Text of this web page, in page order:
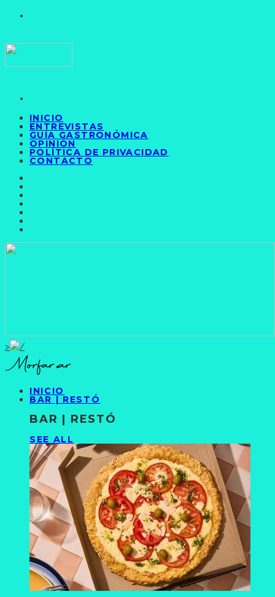
INICIO
ENTREVISTAS
GUÍA GASTRONÓMICA
OPINIÓN
POLÍTICA DE PRIVACIDAD
CONTACTO
>
INICIO
BAR | RESTÓ
BAR | RESTÓ
SEE ALL